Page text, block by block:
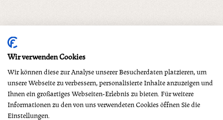
Wir verwenden Cookies
Wir können diese zur Analyse unserer Besucherdaten platzieren, um
unsere Webseite zu verbessern, personalisierte Inhalte anzuzeigen und
Ihnen ein großartiges Webseiten-Erlebnis zu bieten. Für weitere
Informationen zu den von uns verwendeten Cookies öffnen Sie die
Einstellungen.
Produktgalerie überspringen
Dazu empfehlen wir